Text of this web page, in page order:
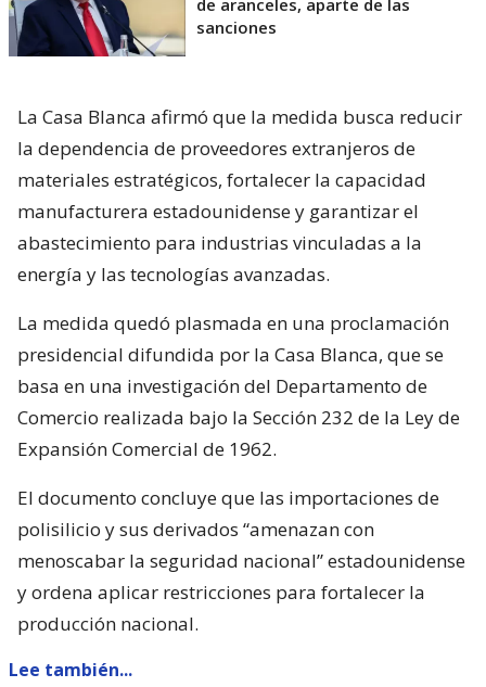
de aranceles, aparte de las
sanciones
La Casa Blanca afirmó que la medida busca reducir
la dependencia de proveedores extranjeros de
materiales estratégicos, fortalecer la capacidad
manufacturera estadounidense y garantizar el
abastecimiento para industrias vinculadas a la
energía y las tecnologías avanzadas.
La medida quedó plasmada en una proclamación
presidencial difundida por la Casa Blanca, que se
basa en una investigación del Departamento de
Comercio realizada bajo la Sección 232 de la Ley de
Expansión Comercial de 1962.
El documento concluye que las importaciones de
polisilicio y sus derivados “amenazan con
menoscabar la seguridad nacional” estadounidense
y ordena aplicar restricciones para fortalecer la
producción nacional.
Lee también...